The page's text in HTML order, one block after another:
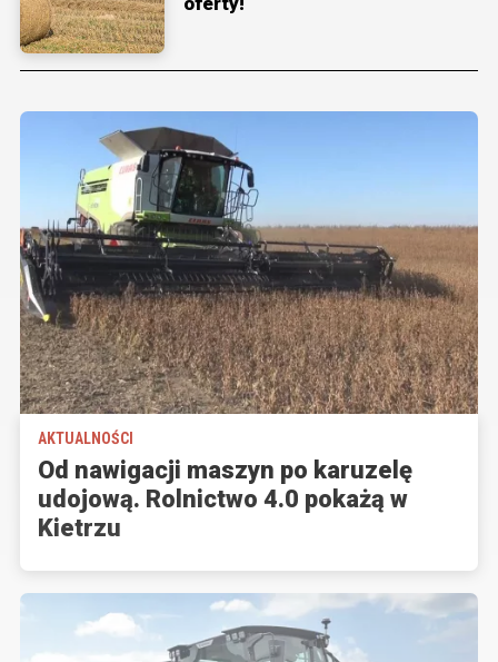
AKTUALNOŚCI
Od nawigacji maszyn po karuzelę
udojową. Rolnictwo 4.0 pokażą w
Kietrzu